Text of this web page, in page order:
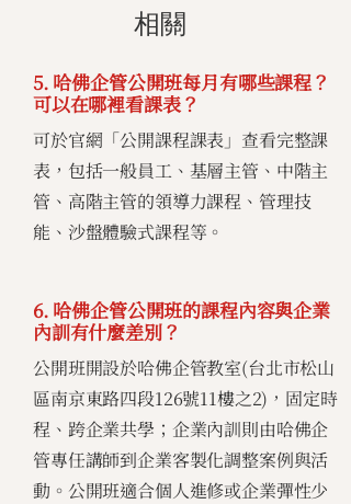
相關
5. 哈佛企管公開班每月有哪些課程？
可以在哪裡看課表？
可於官網「公開課程課表」查看完整課
表，包括一般員工、基層主管、中階主
管、高階主管的領導力課程、管理技
能、沙盤體驗式課程等。
6. 哈佛企管公開班的課程內容與企業
內訓有什麼差別？
公開班開設於哈佛企管教室(台北市松山
區南京東路四段126號11樓之2)，固定時
程、跨企業共學；企業內訓則由哈佛企
管專任講師到企業客製化調整案例與活
動。公開班適合個人進修或企業彈性少